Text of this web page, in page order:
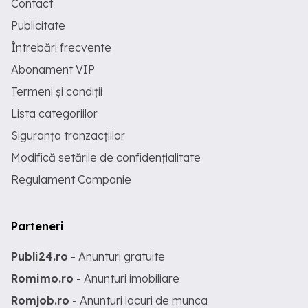
Contact
Publicitate
Întrebări frecvente
Abonament VIP
Termeni și condiții
Lista categoriilor
Siguranța tranzacțiilor
Modifică setările de confidențialitate
Regulament Campanie
Parteneri
Publi24.ro - Anunturi gratuite
Romimo.ro - Anunturi imobiliare
Romjob.ro - Anunturi locuri de munca